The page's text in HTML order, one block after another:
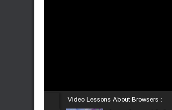
Video Lessons About Browsers :